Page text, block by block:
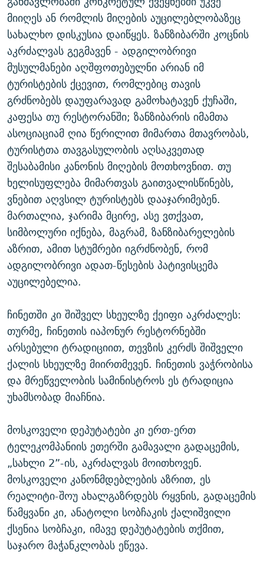
მიიღეს ან რომლის მიღების აუცილებლობაზეც
სახალხო დისკუსია დაიწყეს. ზანზიბარში კოცნის
აკრძალვას გეგმავენ - ადგილობრივი
მუსულმანები აღშფოთებულნი არიან იმ
ტურისტების ქცევით, რომლებიც თავის
გრძნობებს დაუფარავად გამოხატავენ ქუჩაში,
კაფესა თუ რესტორანში; ზანზიბარის იმამთა
ასოციაციამ ღია წერილით მიმართა მთავრობას,
ტურისტთა თავგასულობის აღსაკვეთად
შესაბამისი კანონის მიღების მოთხოვნით. თუ
ხელისუფლება მიმართვას გაითვალისწინებს,
ვნებით აღვსილ ტურისტებს დააჯარიმებენ.
მართალია, ჯარიმა მცირე, ასე ვთქვათ,
სიმბოლური იქნება, მაგრამ, ზანზიბარელების
აზრით, ამით სტუმრები იგრძნობენ, რომ
ადგილობრივი ადათ-წესების პატივისცემა
აუცილებელია.
ჩინეთში კი შიშველ სხეულზე ქეიფი აკრძალეს:
თურმე, ჩინეთის იაპონურ რესტორნებში
არსებული ტრადიციით, თევზის კერძს შიშველი
ქალის სხეულზე მიირთმევენ. ჩინეთის ვაჭრობისა
და მრეწველობის სამინისტროს ეს ტრადიცია
უხამსობად მიაჩნია.
მოსკოველი დეპუტატები კი ერთ-ერთ
ტელეკომპანიის ეთერში გამავალი გადაცემის,
„სახლი 2”-ის, აკრძალვას მოითხოვენ.
მოსკოველი კანონმდებლების აზრით, ეს
რეალიტი-შოუ ახალგაზრდებს რყვნის, გადაცემის
წამყვანი კი, ანატოლი სობჩაკის ქალიშვილი
ქსენია სობჩაკი, იმავე დეპუტატების თქმით,
საჯარო მაჭანკლობას ეწევა.